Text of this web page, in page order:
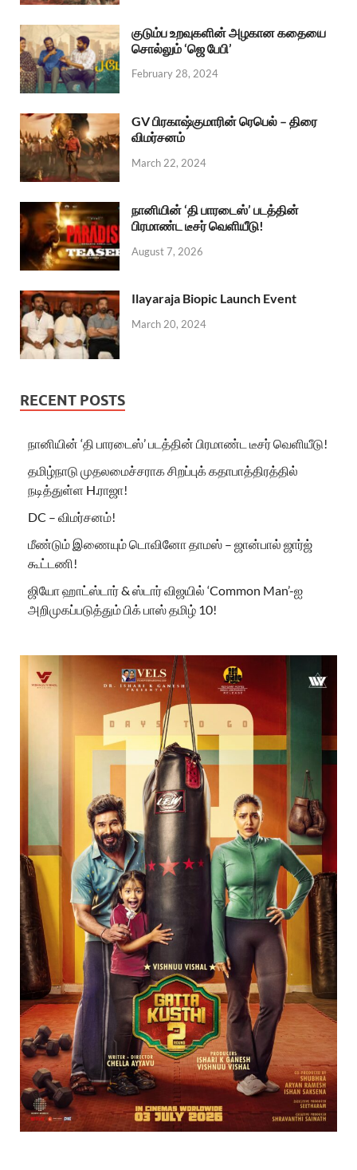
குடும்ப உறவுகளின் அழகான கதையை
சொல்லும் ‘ஜெ பேபி’
February 28, 2024
GV பிரகாஷ்குமாரின் ரெபெல் – திரை
விமர்சனம்
March 22, 2024
நானியின் ‘தி பாரடைஸ்’ படத்தின்
பிரமாண்ட டீசர் வெளியீடு!
August 7, 2026
Ilayaraja Biopic Launch Event
March 20, 2024
RECENT POSTS
நானியின் ‘தி பாரடைஸ்’ படத்தின் பிரமாண்ட டீசர் வெளியீடு!
தமிழ்நாடு முதலமைச்சராக சிறப்புக் கதாபாத்திரத்தில்
நடித்துள்ள H.ராஜா!
DC – விமர்சனம்!
மீண்டும் இணையும் டொவினோ தாமஸ் – ஜான்பால் ஜார்ஜ்
கூட்டணி!
ஜியோ ஹாட்ஸ்டார் & ஸ்டார் விஜயில் ‘Common Man’-ஐ
அறிமுகப்படுத்தும் பிக் பாஸ் தமிழ் 10!